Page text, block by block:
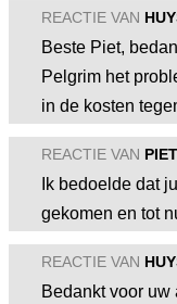
REACTIE VAN
Beste Piet,
Pelgrim het
in de kosten
REACTIE VAN
Ik bedoelde dat
gekomen en tot
REACTIE VAN
Bedankt voor